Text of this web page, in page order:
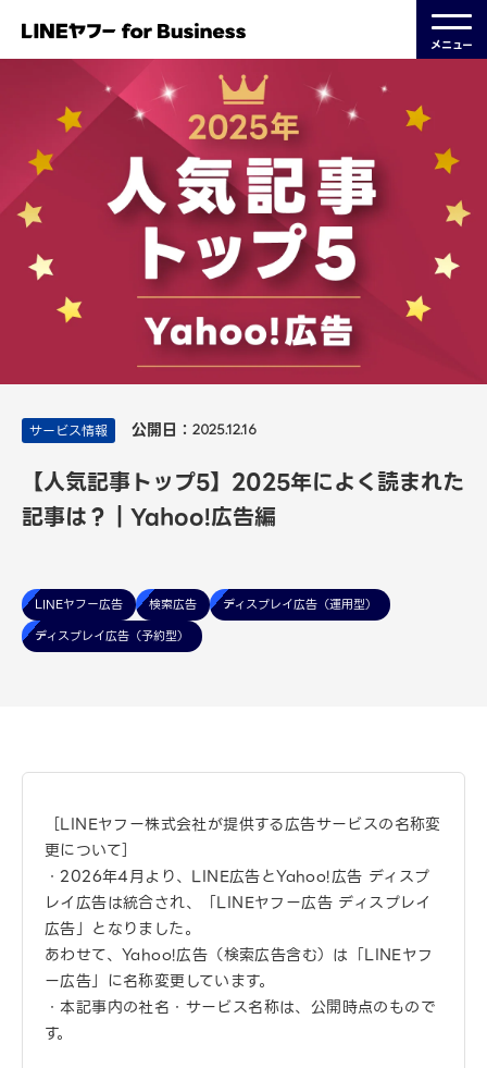
メニュー
サービス情報 公開日： 2025.12.16
【人気記事トップ5】2025年によく読まれた
記事は？｜Yahoo!広告編
LINEヤフー広告 検索広告
ディスプレイ広告（運用型）
ディスプレイ広告（予約型）
［LINEヤフー株式会社が提供する広告サービスの名称変
更について］
・2026年4月より、LINE広告とYahoo!広告 ディスプ
レイ広告は統合され、「LINEヤフー広告 ディスプレイ
広告」となりました。
あわせて、Yahoo!広告（検索広告含む）は「LINEヤフ
ー広告」に名称変更しています。
・本記事内の社名・サービス名称は、公開時点のもので
す。